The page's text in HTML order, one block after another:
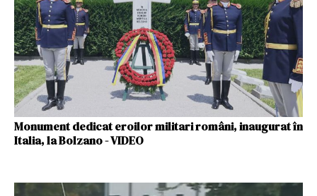
Monument dedicat eroilor militari români, inaugurat în
Italia, la Bolzano - VIDEO